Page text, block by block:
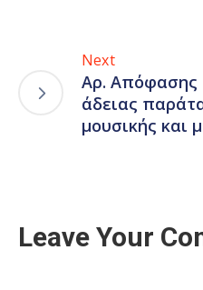
Next
Αρ. Απόφασης
άδειας
μουσικής και
Leave Your